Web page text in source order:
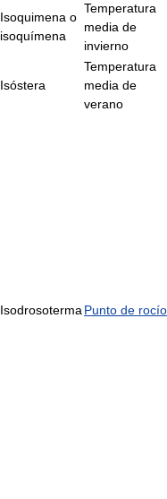
Isoquimena o
isoquímena
Temperatura
media de
invierno
Isóstera
Temperatura
media de
verano
Isodrosoterma Punto de rocío